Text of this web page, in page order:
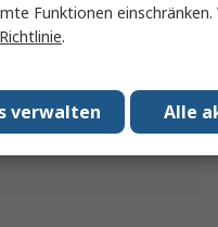
Funktionen einschränken.
.
Alle
verwalten